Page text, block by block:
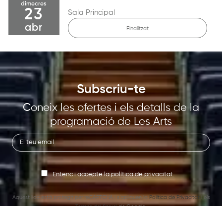
dimecres
23
abr
Sala Principal
Finalitzat
Subscriu-te
Coneix les ofertes i els detalls de la
programació de Les Arts
Entenc i accepte lapolítica de privacitat.
Aquest lloc està protegit per reCAPTCHA i s’apliquen la Política de Privacitat
i els